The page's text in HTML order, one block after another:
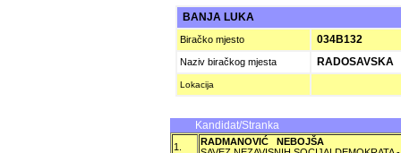
BANJA LUKA
Biračko mjesto 034B132
Naziv biračkog mjesta RADOSAVSKA
Lokacija
Kandidat/Stranka
1.
RADMANOVIĆ NEBOJŠA